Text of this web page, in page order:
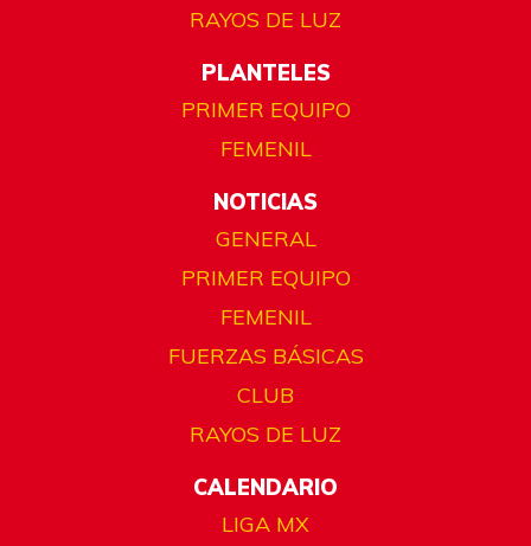
RAYOS DE LUZ
PLANTELES
PRIMER EQUIPO
FEMENIL
NOTICIAS
GENERAL
PRIMER EQUIPO
FEMENIL
FUERZAS BÁSICAS
CLUB
RAYOS DE LUZ
CALENDARIO
LIGA MX